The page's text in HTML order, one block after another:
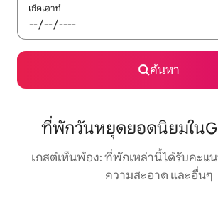
เช็คเอาท์
ค้นหา
ที่พักวันหยุดยอดนิยมใน
เกสต์เห็นพ้อง: ที่พักเหล่านี้ได้รับคะแ
ความสะอาด และอื่นๆ